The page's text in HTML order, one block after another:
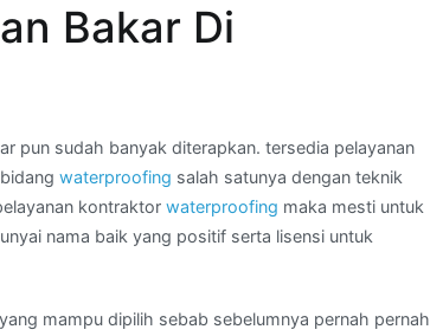
Bakar Di
pun sudah banyak diterapkan. tersedia pelayanan
waterproofing salah satunya dengan teknik
kontraktor waterproofing maka mesti untuk
nama baik yang positif serta lisensi untuk
mampu dipilih sebab sebelumnya pernah pernah